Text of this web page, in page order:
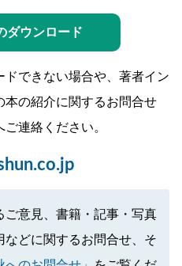
ダウンロード
ドできない場合や、著者イン
本の紹介に関するお問合せ
連絡ください。
ご意見、書籍・記事・写真
どに関するお問合せ、そ